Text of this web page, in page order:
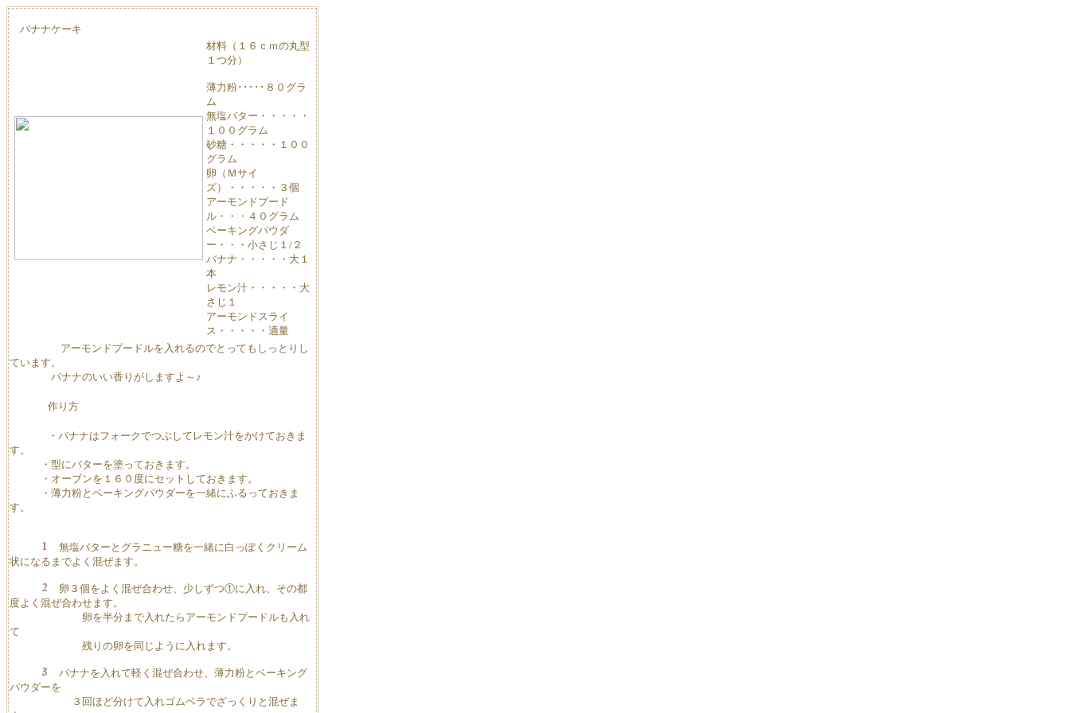
バナナケーキ
材料（１６ｃｍの丸型
１つ分）
薄力粉･････８０グラ
ム
無塩バター・・・・・
１００グラム
砂糖・・・・・１００
グラム
卵（Ｍサイ
ズ）・・・・・３個
アーモンドプード
ル・・・４０グラム
ベーキングパウダ
ー・・・小さじ１/２
バナナ・・・・・大１
本
レモン汁・・・・・大
さじ１
アーモンドスライ
ス・・・・・適量
アーモンドプードルを入れるのでとってもしっとりし
ています。
バナナのいい香りがしますよ～♪
作り方
・バナナはフォークでつぶしてレモン汁をかけておきま
す。
・型にバターを塗っておきます。
・オーブンを１６０度にセットしておきます。
・薄力粉とベーキングパウダーを一緒にふるっておきま
す。
無塩バターとグラニュー糖を一緒に白っぽくクリーム
状になるまでよく混ぜます。
卵３個をよく混ぜ合わせ、少しずつ①に入れ、その都
度よく混ぜ合わせます。
卵を半分まで入れたらアーモンドプードルも入れ
て
残りの卵を同じように入れます。
バナナを入れて軽く混ぜ合わせ、薄力粉とベーキング
パウダーを
３回ほど分けて入れゴムベラでざっくりと混ぜま